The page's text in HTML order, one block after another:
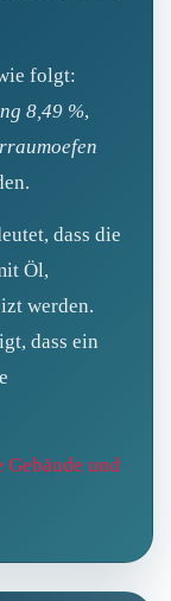
folgt:
8,49 %,
dass die
Öl,
werden.
dass ein
Gebäude und